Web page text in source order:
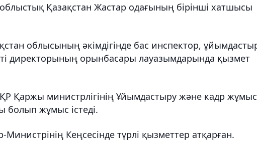
Қазақстан Жастар одағының бірінші хатшысы
облысының әкімдігінде бас инспектор,
директорының орынбасары лауазымдарында қызмет
Қаржы министрлігінің Ұйымдастыру және кадр
болып жұмыс істеді.
Кеңсесінде түрлі қызметтер атқарған.